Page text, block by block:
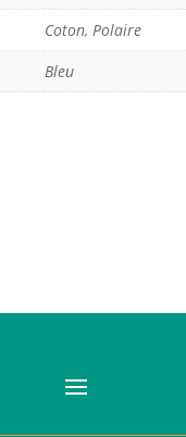
Coton, Polaire
Bleu